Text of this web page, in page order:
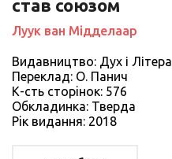
став союзом
Луук ван Мідделаар
Видавництво: Дух і Літера
Переклад: О. Панич
К-сть сторiнок: 576
Обкладинка: Тверда
Рiк видання: 2018